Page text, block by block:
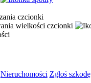
Nieruchomości Zgłoś szkodę